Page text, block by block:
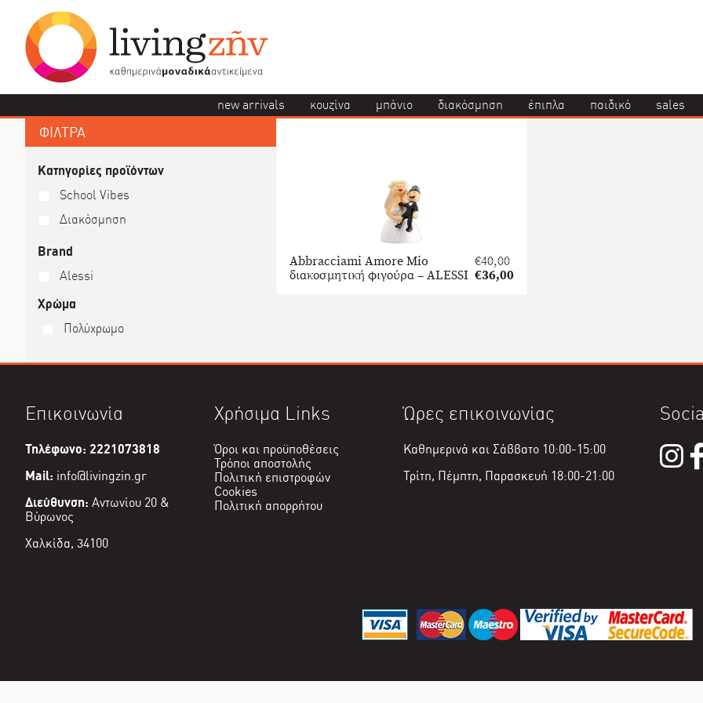
new arrivals κουζίνα μπάνιο διακόσμηση έπιπλα παιδικό sales
ΦΙΛΤΡΑ
Κατηγορίες προϊόντων
School Vibes
Διακόσμηση
Brand
Alessi
Χρώμα
Πολύχρωμο
Abbracciami Amore Mio
διακοσμητική φιγούρα – ALESSI
€40,00
Original
price
€36,00
Επικοινωνία
Τηλέφωνο: 2221073818
Mail: info@livingzin.gr
Διεύθυνση: Αντωνίου 20 &
Βύρωνος
Χαλκίδα, 34100
Χρήσιμα Links
Όροι και προϋποθέσεις
Τρόποι αποστολής
Πολιτική επιστροφών
Cookies
Πολιτική απορρήτου
Ώρες επικοινωνίας
Καθημερινά και Σάββατο 10:00-15:00
Τρίτη, Πέμπτη, Παρασκευή 18:00-21:00